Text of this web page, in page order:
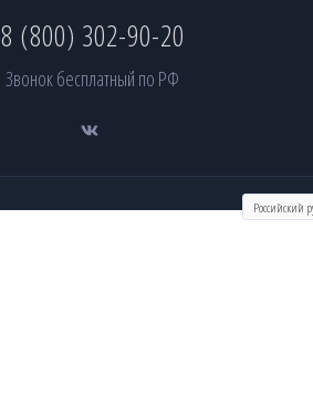
8 (800) 302-90-20
Звонок бесплатный по РФ